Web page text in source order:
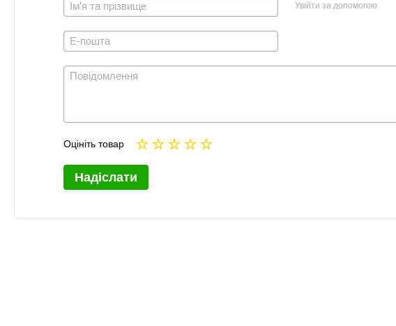
Увійти за допомогою
Оцініть товар
Надіслати